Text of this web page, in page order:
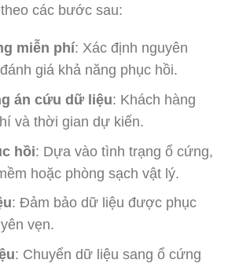
các bước sau:
miễn phí: Xác định nguyên
giá khả năng phục hồi.
án cứu dữ liệu: Khách hàng
và thời gian dự kiến.
hồi: Dựa vào tình trạng ổ cứng,
hoặc phòng sạch vật lý.
: Đảm bảo dữ liệu được phục
vẹn.
: Chuyển dữ liệu sang ổ cứng